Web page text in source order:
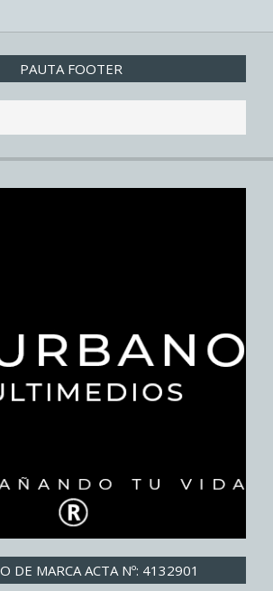
PAUTA FOOTER
DE MARCA ACTA Nº: 4132901